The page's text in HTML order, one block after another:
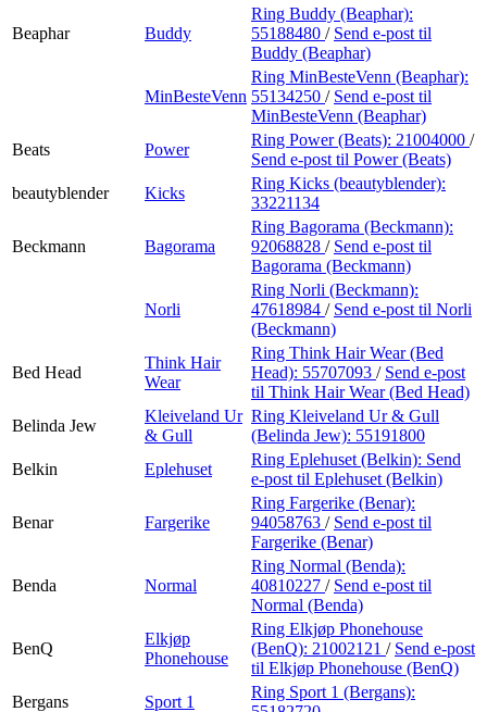
Beaphar Buddy
Ring Buddy (Beaphar):
55188480 / Send e-post til
Buddy (Beaphar)
MinBesteVenn
Ring MinBesteVenn (Beaphar):
55134250 / Send e-post til
MinBesteVenn (Beaphar)
Beats
Power
Ring Power (Beats): 21004000 /
Send e-post til Power (Beats)
beautyblender
Kicks
Ring Kicks (beautyblender):
33221134
Beckmann Bagorama
Ring Bagorama (Beckmann):
92068828 / Send e-post til
Bagorama (Beckmann)
Norli
Ring Norli (Beckmann):
47618984 / Send e-post til Norli
(Beckmann)
Bed Head
Think Hair
Wear
Ring Think Hair Wear (Bed
Head): 55707093 / Send e-post
til Think Hair Wear (Bed Head)
Belinda Jew
Kleiveland Ur
& Gull
Ring Kleiveland Ur & Gull
(Belinda Jew): 55191800
Belkin
Eplehuset
Ring Eplehuset (Belkin): Send
e-post til Eplehuset (Belkin)
Benar Fargerike
Ring Fargerike (Benar):
94058763 / Send e-post til
Fargerike (Benar)
Benda Normal
Ring Normal (Benda):
40810227 / Send e-post til
Normal (Benda)
BenQ
Elkjøp
Phonehouse
Ring Elkjøp Phonehouse
(BenQ): 21002121 / Send e-post
til Elkjøp Phonehouse (BenQ)
Bergans
Sport 1
Ring Sport 1 (Bergans):